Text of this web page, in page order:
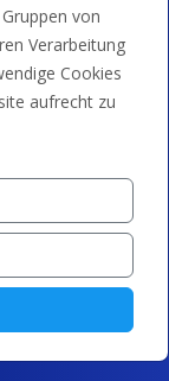
von
Verarbeitung
Cookies
aufrecht zu